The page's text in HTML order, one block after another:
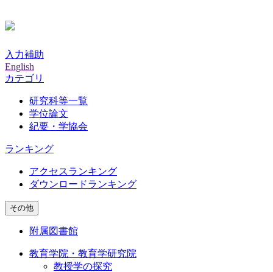
入力補助
English
カテゴリ
研究科等一覧
学位論文
紀要・学協会
ランキング
アクセスランキング
ダウンロードランキング
その他
附属図書館
教育学院・教育学研究院
教授学の探究